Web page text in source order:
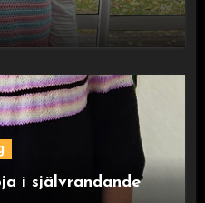
i självrandande